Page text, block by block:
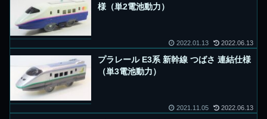
様（単2電池動力）
2022.01.13 2022.06.13
プラレール E3系 新幹線 つばさ 連結仕様
（単3電池動力）
2021.11.05 2022.06.13